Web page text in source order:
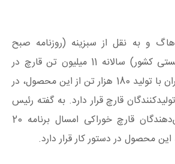
و به نقل از سبزینه (روزنامه صبح
کشاورزی و محیط زیستی کشور) سالانه 11 میلیون تن قارچ در
دنیا تولید می‌شود. ایران با تولید 180 هزار تن از این محصول، در
قارچ قرار دارد‌. به گفته رئیس
انجمن صنفی پرورش‌‌دهندگان قارچ خوراکی امسال برنامه 20
محصول در دستور کار قرار دارد.